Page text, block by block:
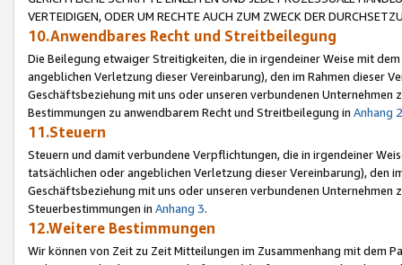
VERTEIDIGEN, ODER UM RECHTE AUCH ZUM ZWECK DER
10.Anwendbares Recht und Streitbeilegung
Die Beilegung etwaiger Streitigkeiten, die in irgendeiner Weise mit
angeblichen Verletzung dieser Vereinbarung), den im Rahmen dieser
Geschäftsbeziehung mit uns oder unseren verbundenen
Bestimmungen zu anwendbarem Recht und Streitbeilegung in Anhang 2
11.Steuern
Steuern und damit verbundene Verpflichtungen, die in irgendeiner
tatsächlichen oder angeblichen Verletzung dieser Vereinbarung), den
Geschäftsbeziehung mit uns oder unseren verbundenen
Steuerbestimmungen in Anhang 3.
12.Weitere Bestimmungen
Wir können von Zeit zu Zeit Mitteilungen im Zusammenhang mit dem